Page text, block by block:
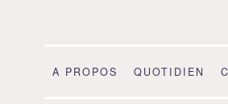
A PROPOS QUOTIDIEN